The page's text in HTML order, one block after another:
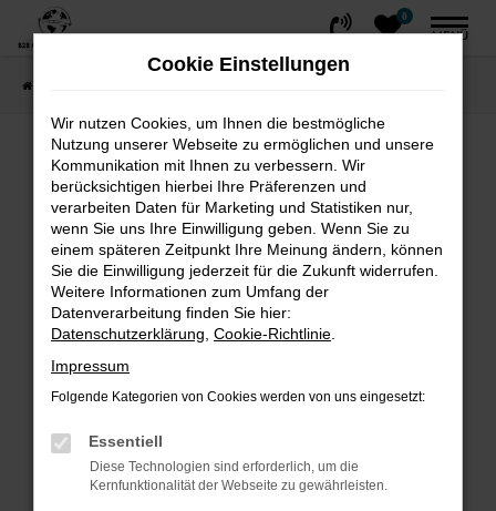
Zum
springen
0
MENÜ
Fehler: Network Error
Beim Laden ist ein Fehler aufgetreten.
Hier sind ein paar Tipps, die dir helfen können:
Überprüfe deine Firewall und deine
Internetverbindung.
Laden andere Webseiten, zum Beispiel
Prüfe deine Browsererweiterungen.
können das Laden bestimmter Seiten
verhindern. Funktioniert die Seite in einem
anderen Browser oder in einem privaten
Cookie Einstellungen
Wir nutzen Cookies, um Ihnen die bestmögliche
Nutzung unserer Webseite zu ermöglichen und unsere
Kommunikation mit Ihnen zu verbessern. Wir
berücksichtigen hierbei Ihre Präferenzen und
verarbeiten Daten für Marketing und Statistiken nur,
wenn Sie uns Ihre Einwilligung geben. Wenn Sie zu
einem späteren Zeitpunkt Ihre Meinung ändern, können
Sie die Einwilligung jederzeit für die Zukunft widerrufen.
Weitere Informationen zum Umfang der
Datenverarbeitung finden Sie hier:
Datenschutzerklärung Cookie-Richtlinie
Impressum
Folgende Kategorien von Cookies werden von uns eingesetzt:
Essentiell
Diese Technologien sind erforderlich, um die
Kernfunktionalität der Webseite zu gewährleisten.